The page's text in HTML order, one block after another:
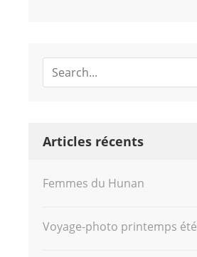
Articles récents
Femmes du Hunan
Voyage-photo printemps été